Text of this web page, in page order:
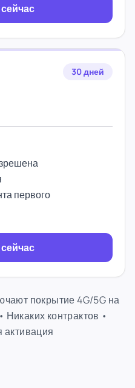
30 дней
первого
покрытие 4G/5G на
контрактов •
активация